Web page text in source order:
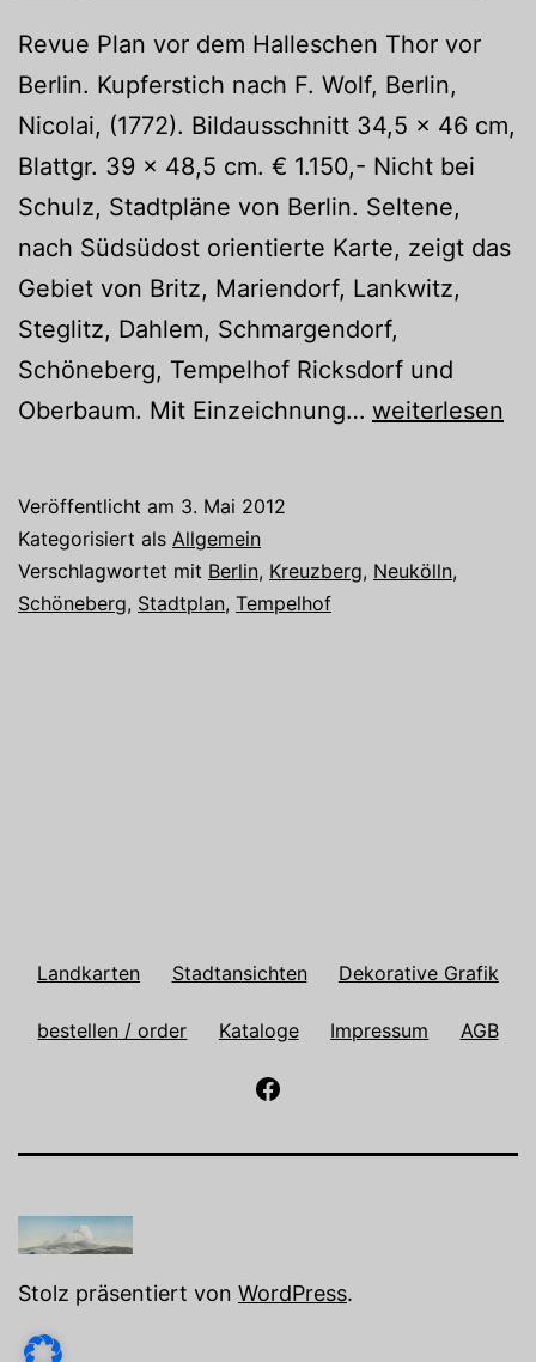
Revue Plan vor dem Halleschen Thor vor
Berlin. Kupferstich nach F. Wolf, Berlin,
Nicolai, (1772). Bildausschnitt 34,5 x 46 cm,
Blattgr. 39 x 48,5 cm. € 1.150,- Nicht bei
Schulz, Stadtpläne von Berlin. Seltene,
nach Südsüdost orientierte Karte, zeigt das
Gebiet von Britz, Mariendorf, Lankwitz,
Steglitz, Dahlem, Schmargendorf,
Schöneberg, Tempelhof Ricksdorf und
Oberbaum. Mit Einzeichnung… Objekt
weiterlesen
Veröffentlicht am 3. Mai 2012
Kategorisiert als Allgemein
Verschlagwortet mit Berlin, Kreuzberg, Neukölln,
Schöneberg, Stadtplan, Tempelhof
Landkarten Stadtansichten Dekorative Grafik
bestellen / order Kataloge Impressum AGB
Stolz präsentiert von WordPress.